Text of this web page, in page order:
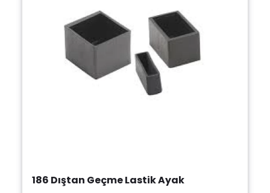
186 Dıştan Geçme Lastik Ayak